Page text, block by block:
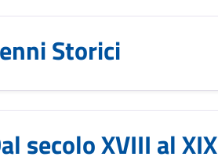
Storici
secolo XVIII al XIX